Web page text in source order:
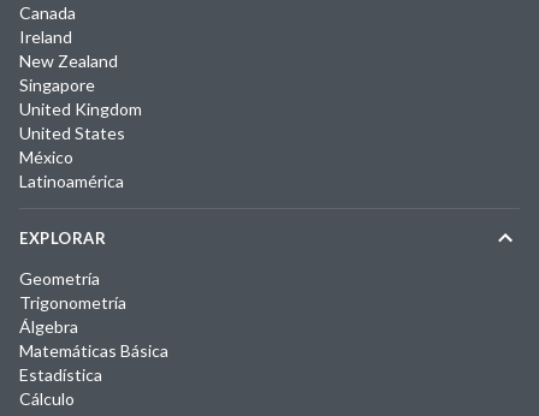
Canada
Ireland
New Zealand
Singapore
United Kingdom
United States
México
Latinoamérica
EXPLORAR
Geometría
Trigonometría
Álgebra
Matemáticas Básica
Estadística
Cálculo